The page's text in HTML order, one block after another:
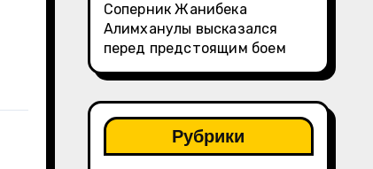
Соперник Жанибека
Алимханулы высказался
перед предстоящим боем
Рубрики